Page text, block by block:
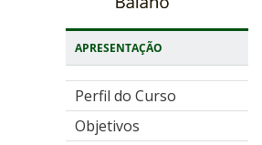
APRESENTAÇÃO
Perfil do Curso
Objetivos